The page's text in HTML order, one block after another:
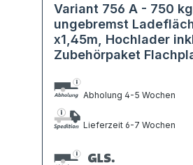
Variant 756 A - 750 kg
ungebremst
x1,45m, Hochlader
Zubehörpaket
Abholung 4-5 Wochen
Lieferzeit 6-7 Wochen